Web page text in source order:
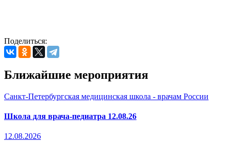
Поделиться:
Ближайшие мероприятия
Санкт-Петербургская медицинская школа - врачам России
Школа для врача-педиатра 12.08.26
12.08.2026